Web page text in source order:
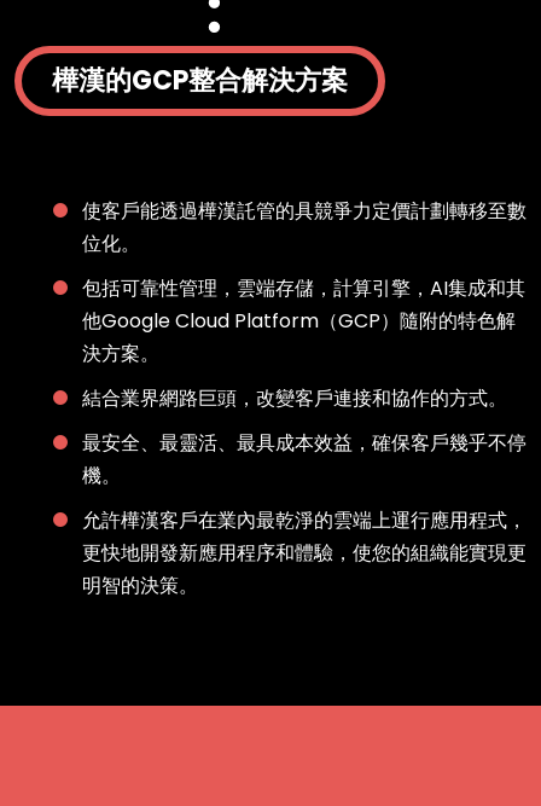
樺漢的GCP整合解決方案
使客戶能透過樺漢託管的具競爭力定價計劃轉移至數
位化。
包括可靠性管理，雲端存儲，計算引擎，AI集成和其
他Google Cloud Platform（GCP）隨附的特色解
決方案。
結合業界網路巨頭，改變客戶連接和協作的方式。
最安全、最靈活、最具成本效益，確保客戶幾乎不停
機。
允許樺漢客戶在業內最乾淨的雲端上運行應用程式，
更快地開發新應用程序和體驗，使您的組織能實現更
明智的決策。